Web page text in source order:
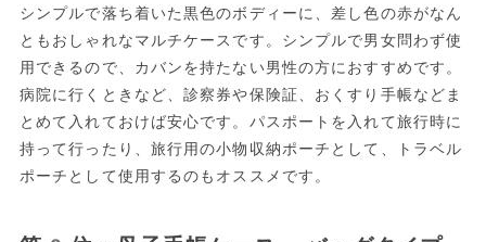
シンプルで落ち着いた黒色のボディーに、差し色の赤がなん
ともおしゃれなマルチケースです。シンプルで男女問わず使
用できるので、カバンを持たない男性の方におすすめです。
病院に行くときなど、診察券や保険証、おくすり手帳などま
とめて入れておけば安心です。パスポートを入れて旅行時に
持って行ったり、旅行用の小物収納ポーチとして、トラベル
ポーチとして使用するのもオススメです。